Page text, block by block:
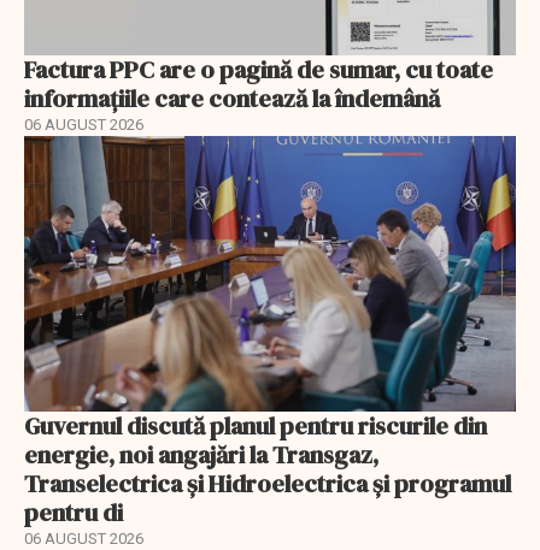
Factura PPC are o pagină de sumar, cu toate
informațiile care contează la îndemână
06 AUGUST 2026
Guvernul discută planul pentru riscurile din
energie, noi angajări la Transgaz,
Transelectrica și Hidroelectrica și programul
pentru di
06 AUGUST 2026